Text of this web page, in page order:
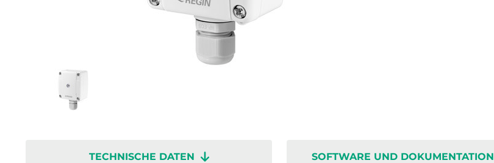
TECHNISCHE DATEN SOFTWARE UND DOKUMENTATION